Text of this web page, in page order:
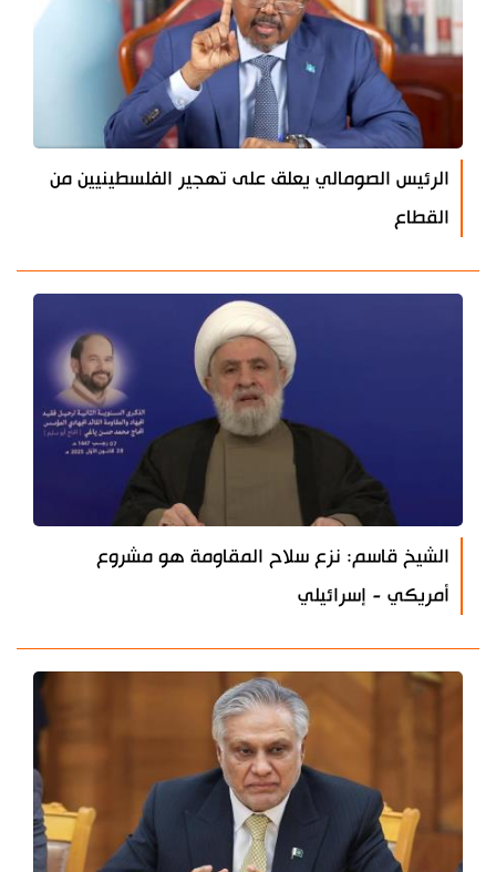
الرئيس الصومالي يعلق على تهجير الفلسطينيين من
القطاع
الشيخ قاسم: نزع سلاح المقاومة هو مشروع
أمريكي - إسرائيلي